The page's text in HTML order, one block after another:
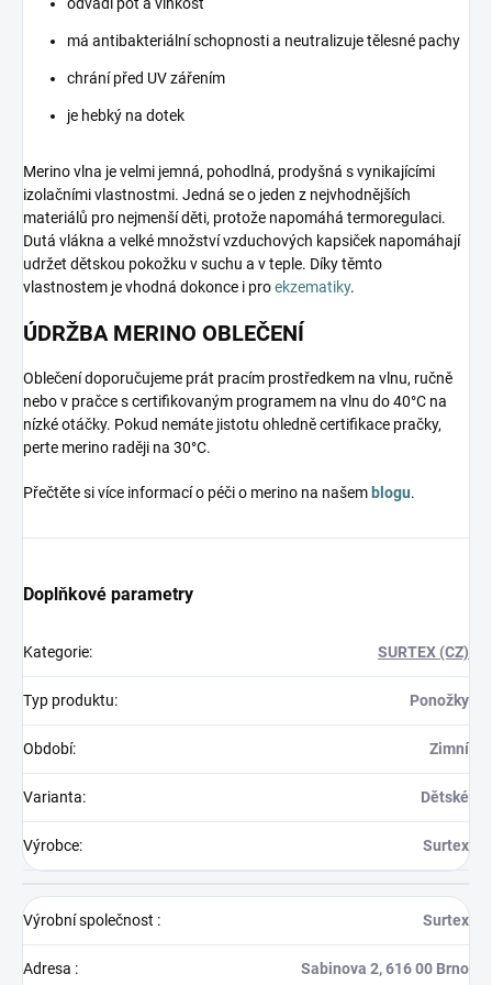
odvádí pot a vlhkost
má antibakteriální schopnosti a neutralizuje tělesné pachy
chrání před UV zářením
je hebký na dotek
Merino vlna je velmi jemná, pohodlná, prodyšná s vynikajícími
izolačními vlastnostmi. Jedná se o jeden z nejvhodnějších
materiálů pro nejmenší děti, protože napomáhá termoregulaci.
Dutá vlákna a velké množství vzduchových kapsiček napomáhají
udržet dětskou pokožku v suchu a v teple. Díky těmto
vlastnostem je vhodná dokonce i proekzematiky.
ÚDRŽBA MERINO OBLEČENÍ
Oblečení doporučujeme prát pracím prostředkem na vlnu, ručně
nebo v pračce s certifikovaným programem na vlnu do 40°C na
nízké otáčky. Pokud nemáte jistotu ohledně certifikace pračky,
perte merino raději na 30°C.
Přečtěte si více informací o péči o merino na našem blogu.
Doplňkové parametry
Kategorie: SURTEX (CZ)
Typ produktu: Ponožky
Období: Zimní
Varianta: Dětské
Výrobce: Surtex
Výrobní společnost : Surtex
Adresa : Sabinova 2, 616 00 Brno